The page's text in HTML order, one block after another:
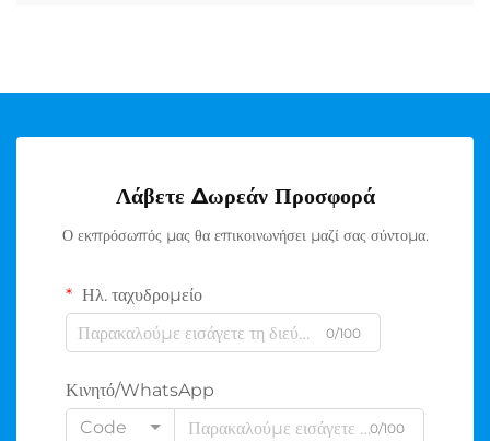
Λάβετε Δωρεάν Προσφορά
Ο εκπρόσωπός μας θα επικοινωνήσει μαζί σας σύντομα.
Ηλ. ταχυδρομείο
0/100
Κινητό/WhatsApp
Code
0/100